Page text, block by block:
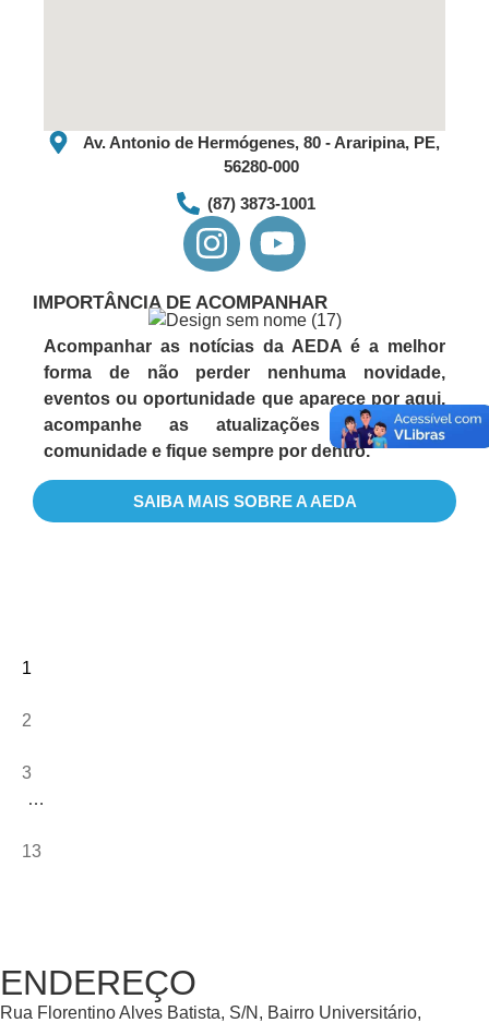
Av. Antonio de Hermógenes, 80 - Araripina, PE,
56280-000
(87) 3873-1001
IMPORTÂNCIA DE ACOMPANHAR
Acompanhar as notícias da AEDA é a melhor
forma de não perder nenhuma novidade,
eventos ou oportunidade que aparece por aqui.
acompanhe as atualizações da nossa
comunidade e fique sempre por dentro.
SAIBA MAIS SOBRE A AEDA
RESOLUÇÃO
Nº
003/2024
–
CDA/AEDA
LER
»
28/05/2024
1
2
3
…
13
ENDEREÇO
Rua Florentino Alves Batista, S/N, Bairro Universitário,